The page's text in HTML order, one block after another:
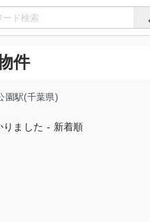
件
園駅(千葉県)
りました - 新着順